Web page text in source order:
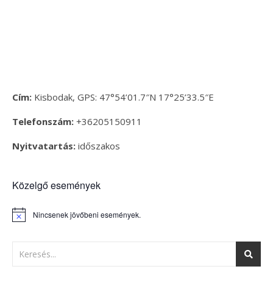
Cím: Kisbodak, GPS: 47°54’01.7″N 17°25’33.5″E
Telefonszám: +36205150911
Nyitvatartás: időszakos
Közelgő események
Notice Nincsenek jövőbeni események.